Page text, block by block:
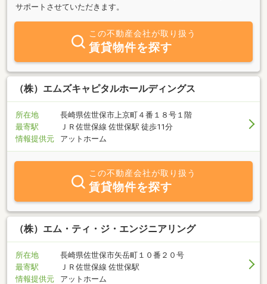
サポートさせていただきます。
この不動産会社が取り扱う
賃貸物件を探す
（株）エムズキャピタルホールディングス
所在地
長崎県佐世保市上京町４番１８号１階
最寄駅
ＪＲ佐世保線 佐世保駅 徒歩11分
情報提供元
アットホーム
この不動産会社が取り扱う
賃貸物件を探す
（株）エム・ティ・ジ・エンジニアリング
所在地
長崎県佐世保市矢岳町１０番２０号
最寄駅
ＪＲ佐世保線 佐世保駅
情報提供元
アットホーム